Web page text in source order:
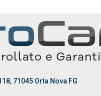
71045 Orta Nova FG